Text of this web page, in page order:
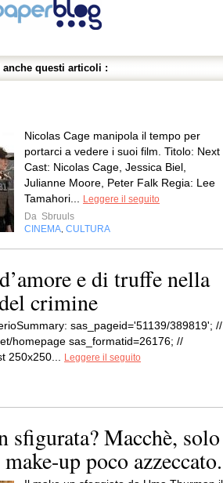
questi articoli :
Nicolas Cage manipola il tempo per
portarci a vedere i suoi film. Titolo: Next
Cast: Nicolas Cage, Jessica Biel,
Julianne Moore, Peter Falk Regia: Lee
Tamahori...
Leggere il seguito
Da Sbruuls
CINEMA CULTURA
e di truffe nella
crimine
sas_pageid='51139/389819'; //
homepage sas_formatid=26176; //
250x250...
Leggere il seguito
sfigurata? Macchè, solo
up poco azzeccato.